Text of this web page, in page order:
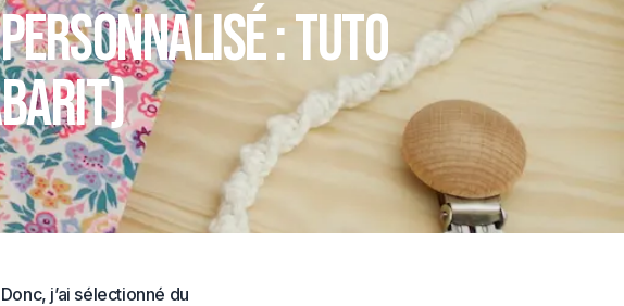
: tuto
j’ai sélectionné du